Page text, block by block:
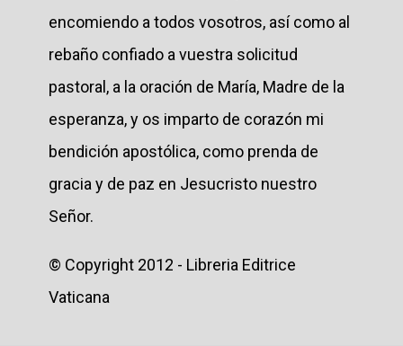
encomiendo a todos vosotros, así como al
rebaño confiado a vuestra solicitud
pastoral, a la oración de María, Madre de la
esperanza, y os imparto de corazón mi
bendición apostólica, como prenda de
gracia y de paz en Jesucristo nuestro
Señor.
© Copyright 2012 - Libreria Editrice
Vaticana